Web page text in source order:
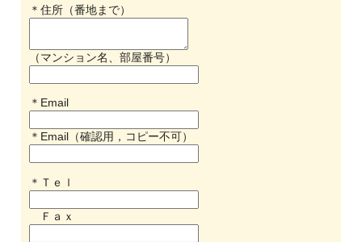
＊住所（番地まで）
（マンション名、部屋番号）
＊Email
＊Email（確認用，コピー不可）
＊Ｔｅｌ
Ｆａｘ